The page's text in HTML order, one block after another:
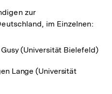
zur
im Einzelnen:
(Universität Bielefeld)
Lange (Universität